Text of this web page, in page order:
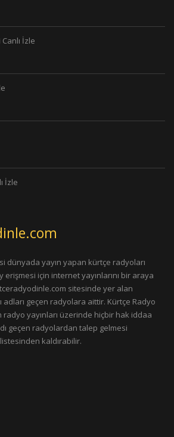
İzle
İzle
dünyada yayın yapan kürtçe radyoları
erişmesi için internet yayınlarını bir araya
sitesinde yer alan
adları geçen radyolara aittir. Kürtçe Radyo
radyo yayınları üzerinde hiçbir hak iddaa
geçen radyolardan talep gelmesi
kaldırabilir.